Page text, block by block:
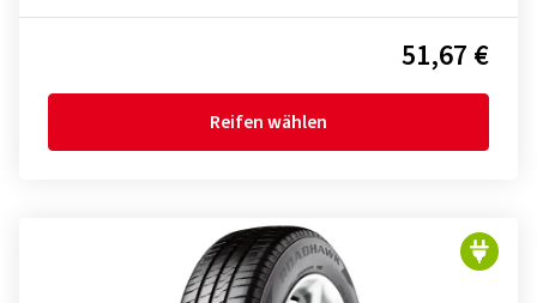
51,67 €
Reifen wählen